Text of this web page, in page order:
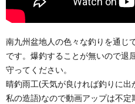
南九州盆地人の色々な釣りを通じ
です。爆釣することが無いので退
守ってください。
晴釣雨工(天気が良ければ釣りに
私の造語)なので動画アップは不